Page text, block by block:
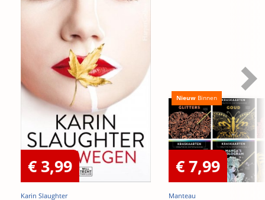
€ 3,99
Karin Slaughter
Nieuw Binnen
€ 7,99
Manteau